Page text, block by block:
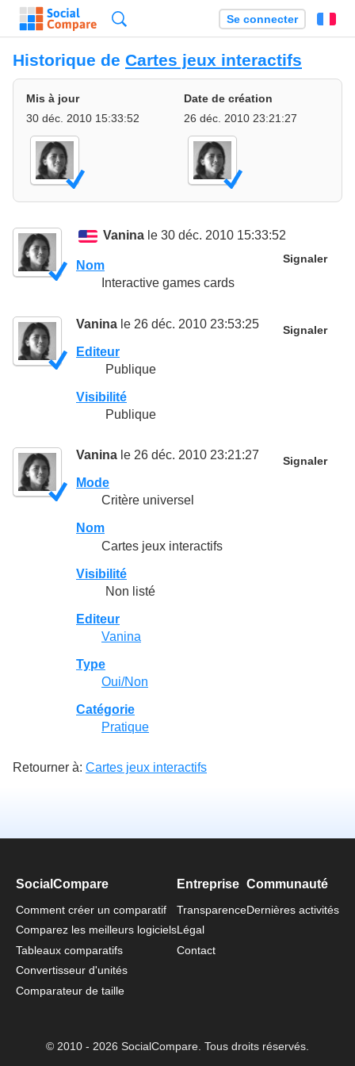
Se connecter
Historique de Cartes jeux interactifs
Mis à jour
30 déc. 2010 15:33:52
Date de création
26 déc. 2010 23:21:27
Vanina le 30 déc. 2010 15:33:52
Signaler
Nom
Interactive games cards
Vanina le 26 déc. 2010 23:53:25 Signaler
Editeur
Publique
Visibilité
Publique
Vanina le 26 déc. 2010 23:21:27 Signaler
Mode
Critère universel
Nom
Cartes jeux interactifs
Visibilité
Non listé
Editeur
Vanina
Type
Oui/Non
Catégorie
Pratique
Retourner à: Cartes jeux interactifs
SocialCompare
Comment créer un comparatif
Comparez les meilleurs logiciels
Tableaux comparatifs
Convertisseur d'unités
Comparateur de taille
Entreprise
Transparence
Légal
Contact
Communauté
Dernières activités
© 2010 - 2026 SocialCompare. Tous droits réservés.